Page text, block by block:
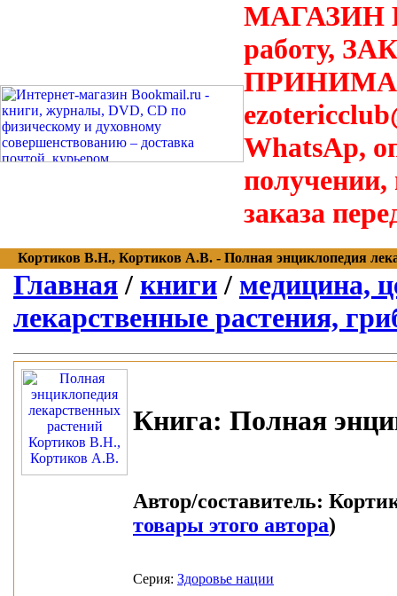
МАГАЗИН
работу,
WhatsAp,
получении,
заказа
Кортиков В.Н., Кортиков А.В. - Полная энциклопедия
Главная / книги / медицина,
лекарственные растения,
Книга: Полная
Автор/составитель:
товары этого автора)
Серия: Здоровье нации